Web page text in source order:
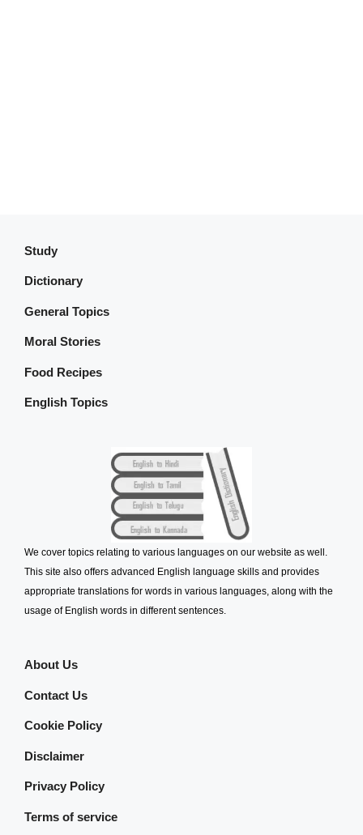
Study
Dictionary
General Topics
Moral Stories
Food Recipes
English Topics
We cover topics relating to various languages on our website as well.
This site also offers advanced English language skills and provides
appropriate translations for words in various languages, along with the
usage of English words in different sentences.
About Us
Contact Us
Cookie Policy
Disclaimer
Privacy Policy
Terms of service